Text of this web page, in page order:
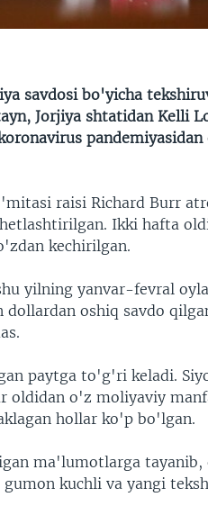
savdosi bo'yicha
Jorjiya shtatidan Kelli
pandemiyasidan
raisi Richard Burr
Ikki hafta
kechirilgan.
yilning yanvar-fevral
oshiq savdo
paytga to'g'ri keladi.
oldidan o'z moliyaviy
hollar ko'p bo'lgan.
ma'lumotlarga
kuchli va yangi